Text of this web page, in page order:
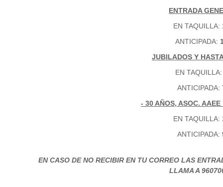
ENTRADA
EN TAQUILLA:
ANTICIPADA:
JUBILADOS Y
EN
ANTICIPADA:
- 30 AÑOS, ASOC.
EN TAQUILLA:
ANTICIPADA:
EN CASO DE NO RECIBIR EN TU CORREO LAS
LLAMA A